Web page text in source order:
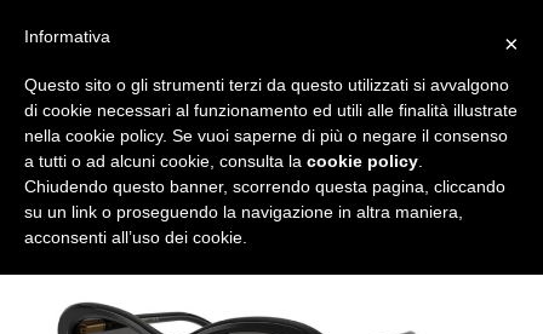
×
Informativa
Questo sito o gli strumenti terzi da questo utilizzati si avvalgono
di cookie necessari al funzionamento ed utili alle finalità illustrate
nella cookie policy. Se vuoi saperne di più o negare il consenso
a tutti o ad alcuni cookie, consulta la cookie policy
Chiudendo questo banner, scorrendo questa pagina, cliccando
su un link o proseguendo la navigazione in altra maniera,
acconsenti all’uso dei cookie.